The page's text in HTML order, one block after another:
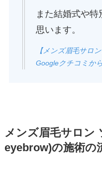
また結婚式や特
思います。
【メンズ眉毛サロ
Googleクチコミか
メンズ眉毛サロン
eyebrow)の施術の